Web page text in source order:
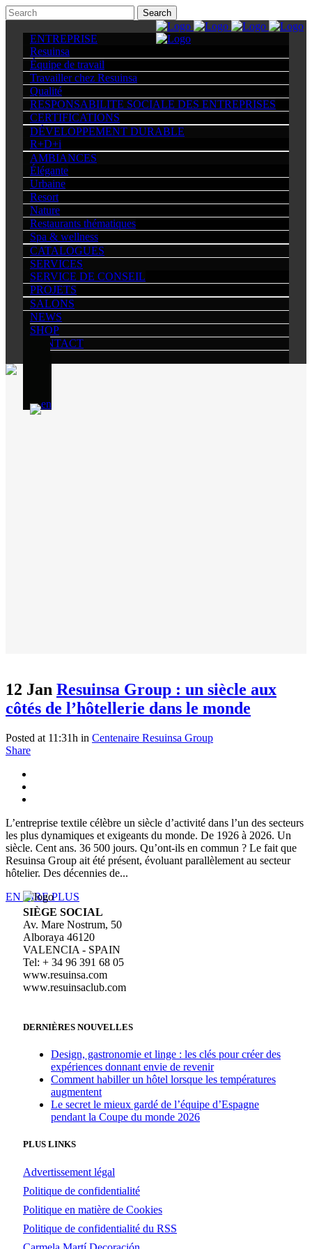
ENTREPRISE
Resuinsa
Équipe de travail
Travailler chez Resuinsa
Qualité
RESPONSABILITE SOCIALE DES ENTREPRISES
CERTIFICATIONS
DÉVELOPPEMENT DURABLE
R+D+i
AMBIANCES
Élégante
Urbaine
Resort
Nature
Restaurants thématiques
Spa & wellness
CATALOGUES
SERVICES
SERVICE DE CONSEIL
PROJETS
SALONS
NEWS
SHOP
CONTACT
12 Jan Resuinsa Group : un siècle aux
côtés de l’hôtellerie dans le monde
Posted at 11:31h in Centenaire Resuinsa Group
Share
L’entreprise textile célèbre un siècle d’activité dans l’un des secteurs
les plus dynamiques et exigeants du monde. De 1926 à 2026. Un
siècle. Cent ans. 36 500 jours. Qu’ont-ils en commun ? Le fait que
Resuinsa Group ait été présent, évoluant parallèlement au secteur
hôtelier. Des décennies de...
EN LIRE PLUS
SIÈGE SOCIAL
Av. Mare Nostrum, 50
Alboraya 46120
VALENCIA - SPAIN
Tel: + 34 96 391 68 05
www.resuinsa.com
www.resuinsaclub.com
DERNIÈRES NOUVELLES
Design, gastronomie et linge : les clés pour créer des
expériences donnant envie de revenir
Comment habiller un hôtel lorsque les températures
augmentent
Le secret le mieux gardé de l’équipe d’Espagne
pendant la Coupe du monde 2026
PLUS LINKS
Advertissement légal
Politique de confidentialité
Politique en matière de Cookies
Politique de confidentialité du RSS